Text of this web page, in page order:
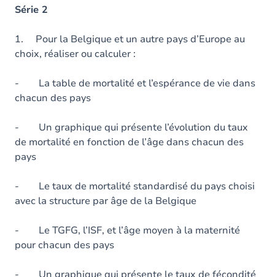
Série 2
1. Pour la Belgique et un autre pays d’Europe au
choix, réaliser ou calculer :
- La table de mortalité et l’espérance de vie dans
chacun des pays
- Un graphique qui présente l’évolution du taux
de mortalité en fonction de l’âge dans chacun des
pays
- Le taux de mortalité standardisé du pays choisi
avec la structure par âge de la Belgique
- Le TGFG, l’ISF, et l’âge moyen à la maternité
pour chacun des pays